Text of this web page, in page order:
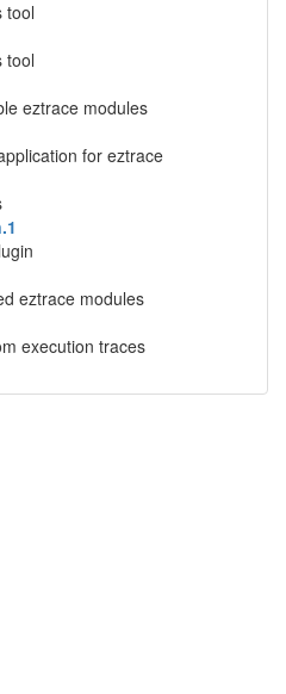
tool
tool
eztrace modules
for eztrace
eztrace modules
execution traces